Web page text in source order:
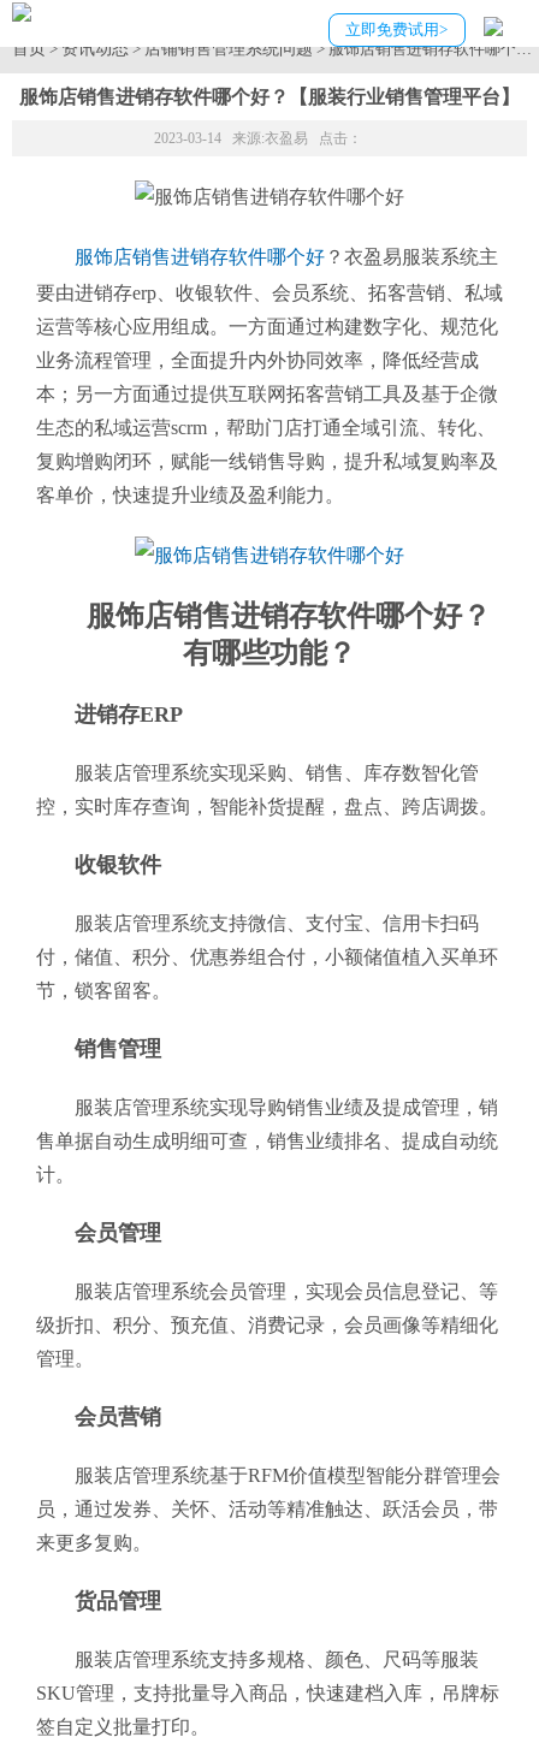
立即免费试用>
首页>资讯动态>店铺销售管理系统问题> 服饰店销售进销存软件哪个好
服饰店销售进销存软件哪个好？【服装行业销售管理平台】
2023-03-14 来源:衣盈易 点击：
服饰店销售进销存软件哪个好 ？衣盈易服装系统主
要由进销存erp、收银软件、会员系统、拓客营销、私域
运营等核心应用组成。一方面通过构建数字化、规范化
业务流程管理，全面提升内外协同效率，降低经营成
本；另一方面通过提供互联网拓客营销工具及基于企微
生态的私域运营scrm，帮助门店打通全域引流、转化、
复购增购闭环，赋能一线销售导购，提升私域复购率及
客单价，快速提升业绩及盈利能力。
服饰店销售进销存软件哪个好？
有哪些功能？
进销存ERP
服装店管理系统实现采购、销售、库存数智化管
控，实时库存查询，智能补货提醒，盘点、跨店调拨。
收银软件
服装店管理系统支持微信、支付宝、信用卡扫码
付，储值、积分、优惠券组合付，小额储值植入买单环
节，锁客留客。
销售管理
服装店管理系统实现导购销售业绩及提成管理，销
售单据自动生成明细可查，销售业绩排名、提成自动统
计。
会员管理
服装店管理系统会员管理，实现会员信息登记、等
级折扣、积分、预充值、消费记录，会员画像等精细化
管理。
会员营销
服装店管理系统基于RFM价值模型智能分群管理会
员，通过发券、关怀、活动等精准触达、跃活会员，带
来更多复购。
货品管理
服装店管理系统支持多规格、颜色、尺码等服装
SKU管理，支持批量导入商品，快速建档入库，吊牌标
签自定义批量打印。